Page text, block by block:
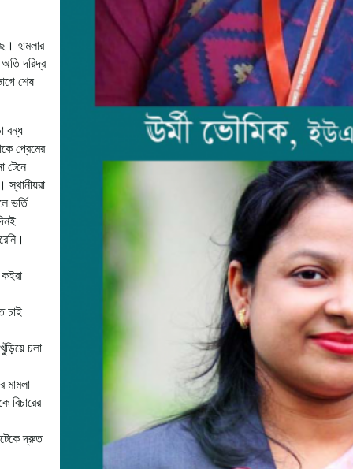
হামলার
দরিদ্র
শেষ
বন্ধ
প্রেমের
টেনে
স্থানীয়রা
ভর্তি
চাই
চলা
মামলা
বিচারের
দ্রুত